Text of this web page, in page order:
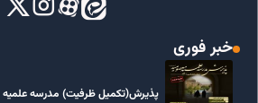
خبر فوری
پذیرش(تکمیل ظرفیت) مدرسه